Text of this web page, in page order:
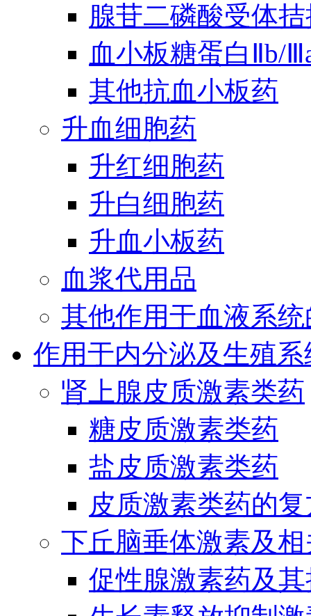
腺苷二磷酸受体
血小板糖蛋白Ⅱb/
其他抗血小板药
升血细胞药
升红细胞药
升白细胞药
升血小板药
血浆代用品
其他作用于血液系
作用于内分泌及生殖
肾上腺皮质激素类药
糖皮质激素类药
盐皮质激素类药
皮质激素类药的
下丘脑垂体激素及
促性腺激素药及